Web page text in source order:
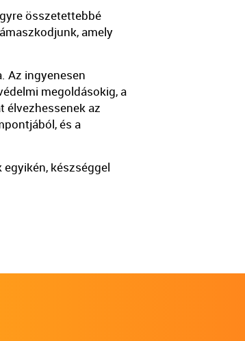
összetettebbé
amely
Az ingyenesen
megoldásokig, a
élvezhessenek az
és a
készséggel